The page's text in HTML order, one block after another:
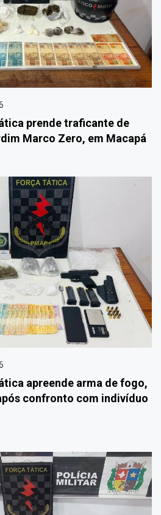
prende traficante de
Marco Zero, em Macapá
apreende arma de fogo,
confronto com indivíduo